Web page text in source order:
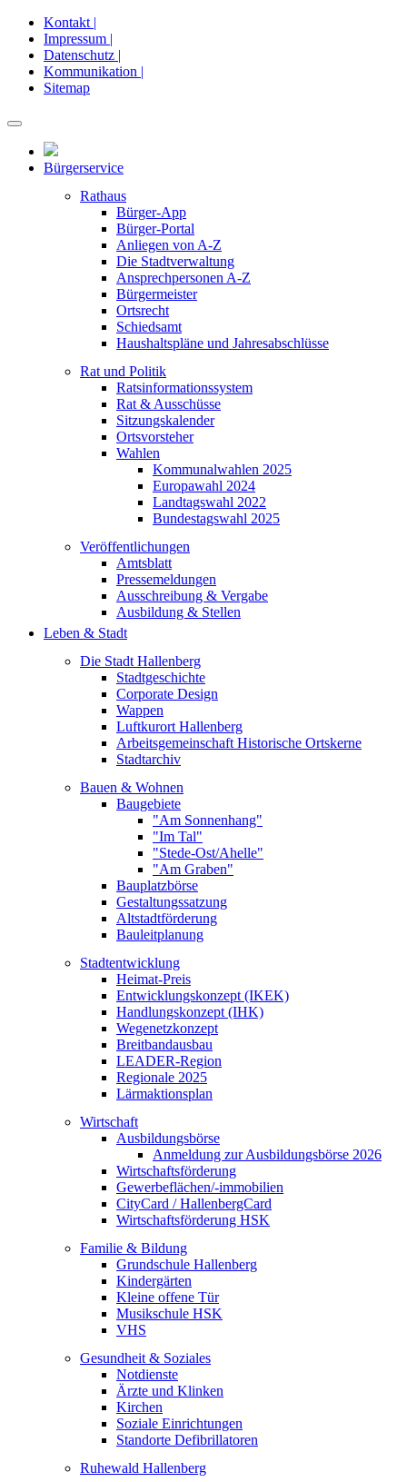
Kontakt |
Impressum |
Datenschutz |
Kommunikation |
Sitemap
Bürgerservice
Rathaus
Bürger-App
Bürger-Portal
Anliegen von A-Z
Die Stadtverwaltung
Ansprechpersonen A-Z
Bürgermeister
Ortsrecht
Schiedsamt
Haushaltspläne und Jahresabschlüsse
Rat und Politik
Ratsinformationssystem
Rat & Ausschüsse
Sitzungskalender
Ortsvorsteher
Wahlen
Kommunalwahlen 2025
Europawahl 2024
Landtagswahl 2022
Bundestagswahl 2025
Veröffentlichungen
Amtsblatt
Pressemeldungen
Ausschreibung & Vergabe
Ausbildung & Stellen
Leben & Stadt
Die Stadt Hallenberg
Stadtgeschichte
Corporate Design
Wappen
Luftkurort Hallenberg
Arbeitsgemeinschaft Historische Ortskerne
Stadtarchiv
Bauen & Wohnen
Baugebiete
"Am Sonnenhang"
"Im Tal"
"Stede-Ost/Ahelle"
"Am Graben"
Bauplatzbörse
Gestaltungssatzung
Altstadtförderung
Bauleitplanung
Stadtentwicklung
Heimat-Preis
Entwicklungskonzept (IKEK)
Handlungskonzept (IHK)
Wegenetzkonzept
Breitbandausbau
LEADER-Region
Regionale 2025
Lärmaktionsplan
Wirtschaft
Ausbildungsbörse
Anmeldung zur Ausbildungsbörse 2026
Wirtschaftsförderung
Gewerbeflächen/-immobilien
CityCard / HallenbergCard
Wirtschaftsförderung HSK
Familie & Bildung
Grundschule Hallenberg
Kindergärten
Kleine offene Tür
Musikschule HSK
VHS
Gesundheit & Soziales
Notdienste
Ärzte und Klinken
Kirchen
Soziale Einrichtungen
Standorte Defibrillatoren
Ruhewald Hallenberg